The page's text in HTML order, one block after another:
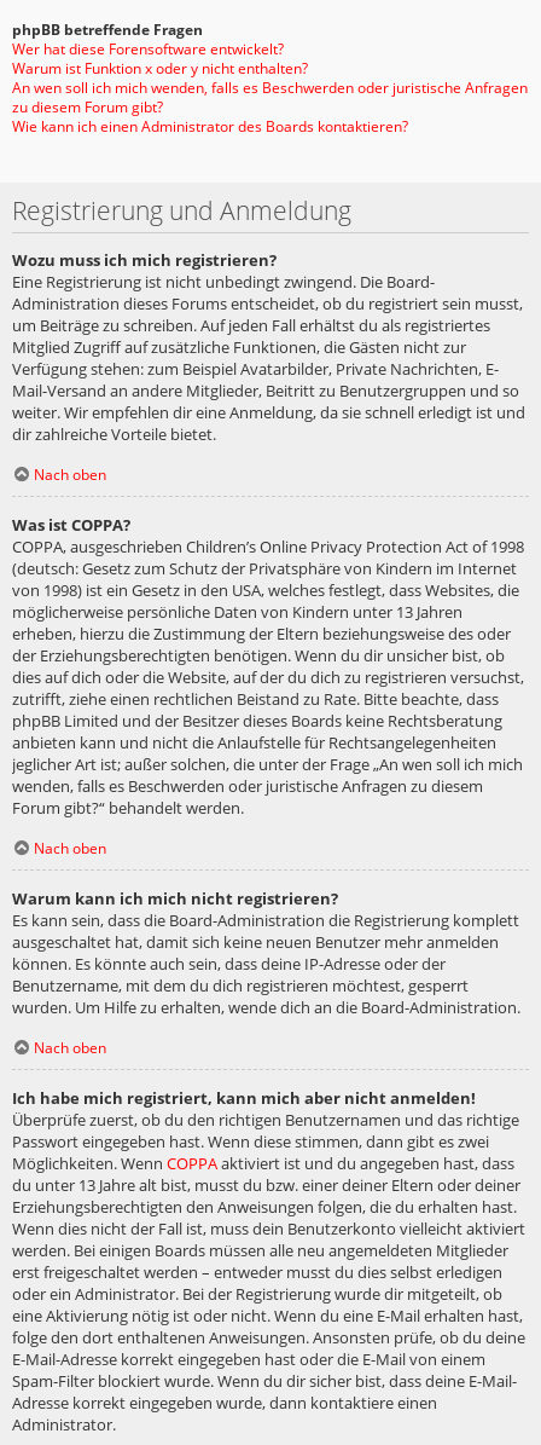
phpBB betreffende Fragen
Wer hat diese Forensoftware entwickelt?
Warum ist Funktion x oder y nicht enthalten?
An wen soll ich mich wenden, falls es Beschwerden oder juristische Anfragen
zu diesem Forum gibt?
Wie kann ich einen Administrator des Boards kontaktieren?
Registrierung und Anmeldung
Wozu muss ich mich registrieren?
Eine Registrierung ist nicht unbedingt zwingend. Die Board-
Administration dieses Forums entscheidet, ob du registriert sein musst,
um Beiträge zu schreiben. Auf jeden Fall erhältst du als registriertes
Mitglied Zugriff auf zusätzliche Funktionen, die Gästen nicht zur
Verfügung stehen: zum Beispiel Avatarbilder, Private Nachrichten, E-
Mail-Versand an andere Mitglieder, Beitritt zu Benutzergruppen und so
weiter. Wir empfehlen dir eine Anmeldung, da sie schnell erledigt ist und
dir zahlreiche Vorteile bietet.
Nach oben
Was ist COPPA?
COPPA, ausgeschrieben Children’s Online Privacy Protection Act of 1998
(deutsch: Gesetz zum Schutz der Privatsphäre von Kindern im Internet
von 1998) ist ein Gesetz in den USA, welches festlegt, dass Websites, die
möglicherweise persönliche Daten von Kindern unter 13 Jahren
erheben, hierzu die Zustimmung der Eltern beziehungsweise des oder
der Erziehungsberechtigten benötigen. Wenn du dir unsicher bist, ob
dies auf dich oder die Website, auf der du dich zu registrieren versuchst,
zutrifft, ziehe einen rechtlichen Beistand zu Rate. Bitte beachte, dass
phpBB Limited und der Besitzer dieses Boards keine Rechtsberatung
anbieten kann und nicht die Anlaufstelle für Rechtsangelegenheiten
jeglicher Art ist; außer solchen, die unter der Frage „An wen soll ich mich
wenden, falls es Beschwerden oder juristische Anfragen zu diesem
Forum gibt?“ behandelt werden.
Nach oben
Warum kann ich mich nicht registrieren?
Es kann sein, dass die Board-Administration die Registrierung komplett
ausgeschaltet hat, damit sich keine neuen Benutzer mehr anmelden
können. Es könnte auch sein, dass deine IP-Adresse oder der
Benutzername, mit dem du dich registrieren möchtest, gesperrt
wurden. Um Hilfe zu erhalten, wende dich an die Board-Administration.
Nach oben
Ich habe mich registriert, kann mich aber nicht anmelden!
Überprüfe zuerst, ob du den richtigen Benutzernamen und das richtige
Passwort eingegeben hast. Wenn diese stimmen, dann gibt es zwei
Möglichkeiten. Wenn COPPAaktiviert ist und du angegeben hast, dass
du unter 13 Jahre alt bist, musst du bzw. einer deiner Eltern oder deiner
Erziehungsberechtigten den Anweisungen folgen, die du erhalten hast.
Wenn dies nicht der Fall ist, muss dein Benutzerkonto vielleicht aktiviert
werden. Bei einigen Boards müssen alle neu angemeldeten Mitglieder
erst freigeschaltet werden – entweder musst du dies selbst erledigen
oder ein Administrator. Bei der Registrierung wurde dir mitgeteilt, ob
eine Aktivierung nötig ist oder nicht. Wenn du eine E-Mail erhalten hast,
folge den dort enthaltenen Anweisungen. Ansonsten prüfe, ob du deine
E-Mail-Adresse korrekt eingegeben hast oder die E-Mail von einem
Spam-Filter blockiert wurde. Wenn du dir sicher bist, dass deine E-Mail-
Adresse korrekt eingegeben wurde, dann kontaktiere einen
Administrator.